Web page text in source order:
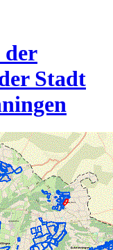
der
Stadt